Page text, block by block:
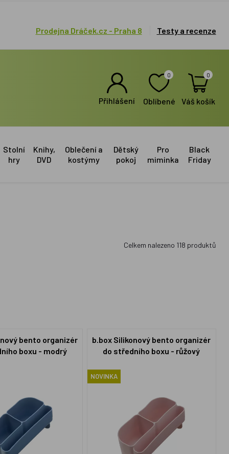
Prodejna Dráček.cz - Praha 8 Testy a recenze
Přihlášení
0
Oblíbené
0
Váš košík
Stolní
hry
Knihy,
DVD
Oblečení a
kostýmy
Dětský
pokoj
Pro
miminka
Black
Friday
Celkem nalezeno 118 produktů
bento organizér
boxu - modrý
b.box Silikonový bento organizér
do středního boxu - růžový
NOVINKA